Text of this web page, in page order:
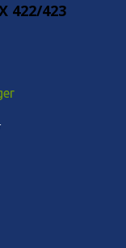
422/423